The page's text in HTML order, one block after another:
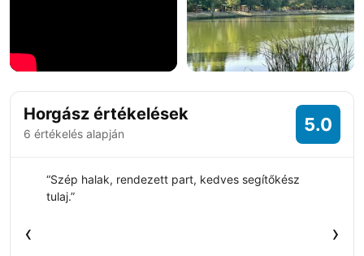
Horgász értékelések
6 értékelés alapján 5.0
‹
“Szép halak, rendezett part, kedves segítőkész
tulaj.”
›